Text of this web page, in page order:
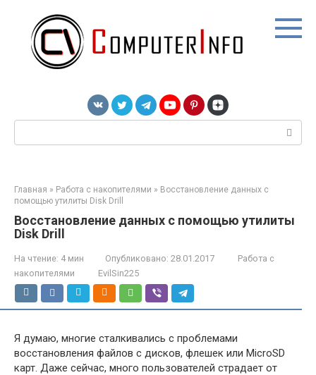
контенту
Главная » Работа с накопителями » Восстановление данных с
помощью утилиты Disk Drill
Восстановление данных с помощью утилиты
Disk Drill
На чтение: 4 мин Опубликовано: 28.01.2017
Работа с
накопителями
EvilSin225
Я думаю, многие сталкивались с проблемами
восстановления файлов с дисков, флешек или MicroSD
карт. Даже сейчас, много пользователей страдает от